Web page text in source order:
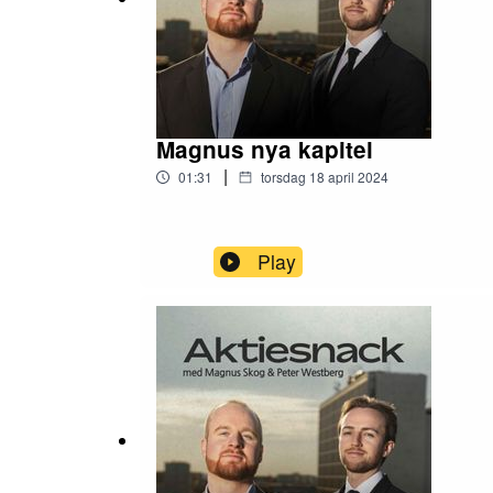
54:00 – Samarbetsintervju med Metacon
Aktiesnack jobbar både med sponsring och
peter.westberg@quartr.se | +46700420134
Twitter: @AktiesnackPodd
Magnus: @analytikern1234
Peter: @Matematikern3
Magnus nya kapitel
01:31 | torsdag 18 april 2024
Play